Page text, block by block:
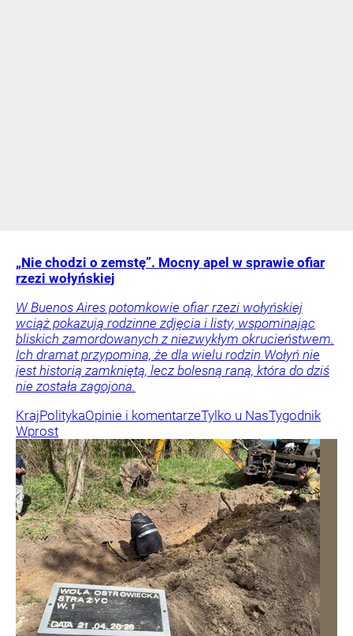
„Nie chodzi o zemstę”. Mocny apel w sprawie ofiar
rzezi wołyńskiej
W Buenos Aires potomkowie ofiar rzezi wołyńskiej
wciąż pokazują rodzinne zdjęcia i listy, wspominając
bliskich zamordowanych z niezwykłym okrucieństwem.
Ich dramat przypomina, że dla wielu rodzin Wołyń nie
jest historią zamkniętą, lecz bolesną raną, która do dziś
nie została zagojona.
KrajPolitykaOpinie i komentarzeTylko u NasTygodnik
Wprost